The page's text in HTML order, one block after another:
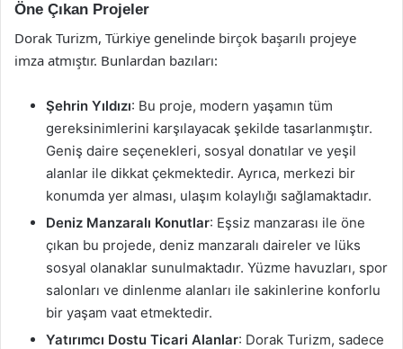
Öne Çıkan Projeler
Dorak Turizm, Türkiye genelinde birçok başarılı projeye
imza atmıştır. Bunlardan bazıları:
Şehrin Yıldızı: Bu proje, modern yaşamın tüm
gereksinimlerini karşılayacak şekilde tasarlanmıştır.
Geniş daire seçenekleri, sosyal donatılar ve yeşil
alanlar ile dikkat çekmektedir. Ayrıca, merkezi bir
konumda yer alması, ulaşım kolaylığı sağlamaktadır.
Deniz Manzaralı Konutlar: Eşsiz manzarası ile öne
çıkan bu projede, deniz manzaralı daireler ve lüks
sosyal olanaklar sunulmaktadır. Yüzme havuzları, spor
salonları ve dinlenme alanları ile sakinlerine konforlu
bir yaşam vaat etmektedir.
Yatırımcı Dostu Ticari Alanlar: Dorak Turizm, sadece